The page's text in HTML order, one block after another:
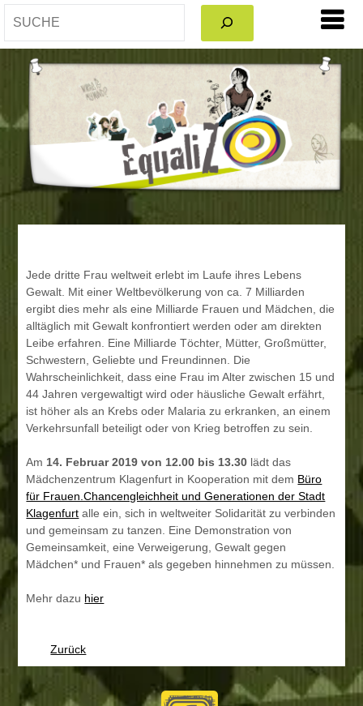
Jede dritte Frau weltweit erlebt im Laufe ihres Lebens
Gewalt. Mit einer Weltbevölkerung von ca. 7 Milliarden
ergibt dies mehr als eine Milliarde Frauen und Mädchen, die
alltäglich mit Gewalt konfrontiert werden oder am direkten
Leibe erfahren. Eine Milliarde Töchter, Mütter, Großmütter,
Schwestern, Geliebte und Freundinnen. Die
Wahrscheinlichkeit, dass eine Frau im Alter zwischen 15 und
44 Jahren vergewaltigt wird oder häusliche Gewalt erfährt,
ist höher als an Krebs oder Malaria zu erkranken, an einem
Verkehrsunfall beteiligt oder von Krieg betroffen zu sein.
Am 14. Februar 2019 von 12.00 bis 13.30 lädt das
Mädchenzentrum Klagenfurt in Kooperation mit dem Büro
für Frauen.Chancengleichheit und Generationen der Stadt
Klagenfurt alle ein, sich in weltweiter Solidarität zu verbinden
und gemeinsam zu tanzen. Eine Demonstration von
Gemeinsamkeit, eine Verweigerung, Gewalt gegen
Mädchen* und Frauen* als gegeben hinnehmen zu müssen.
Mehr dazu hier
Zurück